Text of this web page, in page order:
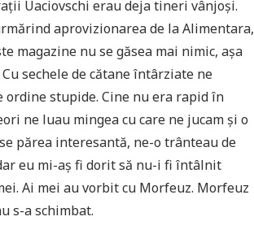
Uaciovschi erau deja tineri vânjoși.
aprovizionarea de la Alimentara,
magazine nu se găsea mai nimic, așa
sechele de cătane întârziate ne
stupide. Cine nu era rapid în
ne luau mingea cu care ne jucam și o
părea interesantă, ne-o trânteau de
eu mi-aș fi dorit să nu-i fi întâlnit
Ai mei au vorbit cu Morfeuz. Morfeuz
s-a schimbat.